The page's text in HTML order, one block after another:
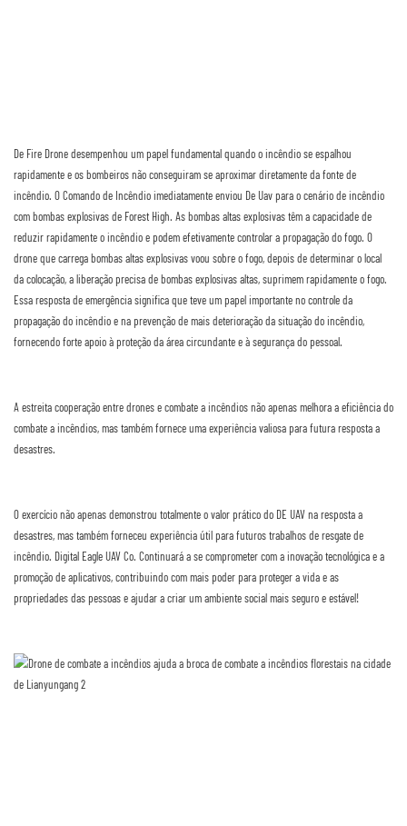
De Fire Drone desempenhou um papel fundamental quando o incêndio se espalhou
rapidamente e os bombeiros não conseguiram se aproximar diretamente da fonte de
incêndio. O Comando de Incêndio imediatamente enviou De Uav para o cenário de incêndio
com bombas explosivas de Forest High. As bombas altas explosivas têm a capacidade de
reduzir rapidamente o incêndio e podem efetivamente controlar a propagação do fogo. O
drone que carrega bombas altas explosivas voou sobre o fogo, depois de determinar o local
da colocação, a liberação precisa de bombas explosivas altas, suprimem rapidamente o fogo.
Essa resposta de emergência significa que teve um papel importante no controle da
propagação do incêndio e na prevenção de mais deterioração da situação do incêndio,
fornecendo forte apoio à proteção da área circundante e à segurança do pessoal.
A estreita cooperação entre drones e combate a incêndios não apenas melhora a eficiência do
combate a incêndios, mas também fornece uma experiência valiosa para futura resposta a
desastres.
O exercício não apenas demonstrou totalmente o valor prático do DE UAV na resposta a
desastres, mas também forneceu experiência útil para futuros trabalhos de resgate de
incêndio. Digital Eagle UAV Co. Continuará a se comprometer com a inovação tecnológica e a
promoção de aplicativos, contribuindo com mais poder para proteger a vida e as
propriedades das pessoas e ajudar a criar um ambiente social mais seguro e estável!